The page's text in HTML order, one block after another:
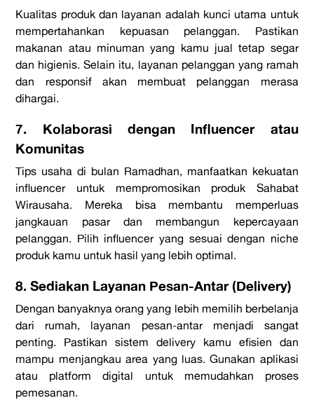
Kualitas produk dan layanan adalah kunci utama untuk
mempertahankan kepuasan pelanggan. Pastikan
makanan atau minuman yang kamu jual tetap segar
dan higienis. Selain itu, layanan pelanggan yang ramah
dan responsif akan membuat pelanggan merasa
dihargai.
7. Kolaborasi dengan Influencer atau
Komunitas
Tips usaha di bulan Ramadhan, manfaatkan kekuatan
influencer untuk mempromosikan produk Sahabat
Wirausaha. Mereka bisa membantu memperluas
jangkauan pasar dan membangun kepercayaan
pelanggan. Pilih influencer yang sesuai dengan niche
produk kamu untuk hasil yang lebih optimal.
8. Sediakan Layanan Pesan-Antar (Delivery)
Dengan banyaknya orang yang lebih memilih berbelanja
dari rumah, layanan pesan-antar menjadi sangat
penting. Pastikan sistem delivery kamu efisien dan
mampu menjangkau area yang luas. Gunakan aplikasi
atau platform digital untuk memudahkan proses
pemesanan.